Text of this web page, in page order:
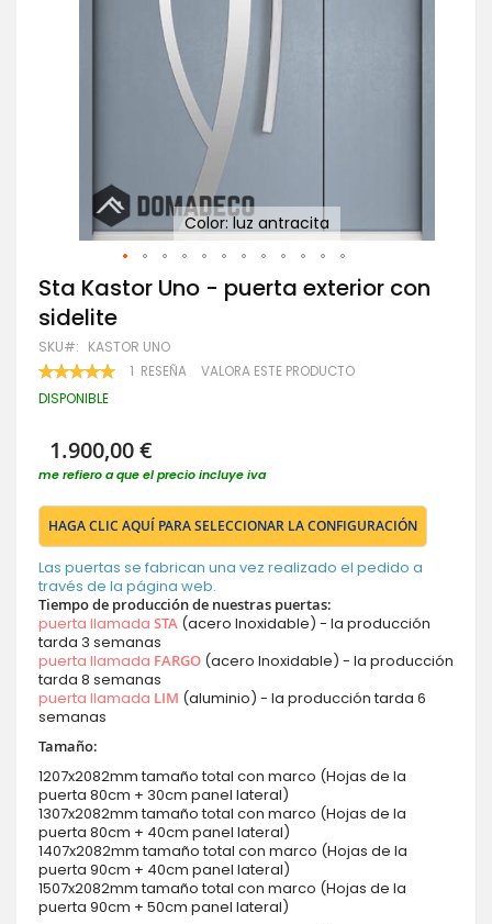
Color: luz antracita
Saltar
al
comienzo
de
la
galería
de
Sta Kastor Uno - puerta exterior con
sidelite
SKU KASTOR UNO
VALORACIÓN:
100 100
1 RESEÑA VALORA ESTE PRODUCTO
DISPONIBLE
1.900,00 €
me refiero a que el precio incluye iva
HAGA CLIC AQUÍ PARA SELECCIONAR LA CONFIGURACIÓN
Las puertas se fabrican una vez realizado el pedido a
través de la página web.
Tiempo de producción de nuestras puertas:
puerta llamada STA (acero Inoxidable) - la producción
tarda 3 semanas
puerta llamada FARGO (acero Inoxidable) - la producción
tarda 8 semanas
puerta llamada LIM (aluminio) - la producción tarda 6
semanas
Tamaño:
1207x2082mm tamaño total con marco (Hojas de la
puerta 80cm + 30cm panel lateral)
1307x2082mm tamaño total con marco (Hojas de la
puerta 80cm + 40cm panel lateral)
1407x2082mm tamaño total con marco (Hojas de la
puerta 90cm + 40cm panel lateral)
1507x2082mm tamaño total con marco (Hojas de la
puerta 90cm + 50cm panel lateral)